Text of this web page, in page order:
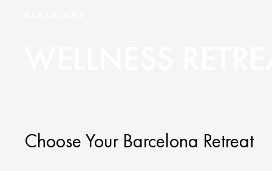
Choose Your Barcelona Retreat